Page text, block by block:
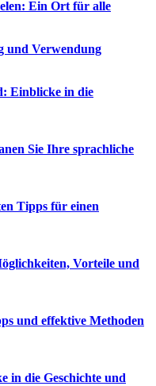
Ein Ort für alle
und Verwendung
Einblicke in die
Sie Ihre sprachliche
Tipps für einen
Vorteile und
und effektive Methoden
in die Geschichte und